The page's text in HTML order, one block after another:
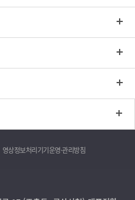
영상정보처리기기운영·관리방침